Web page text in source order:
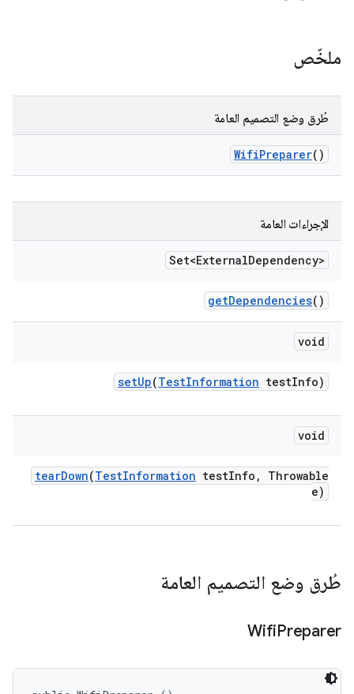
ملخّص
طُرق وضع التصميم العامة
WifiPreparer()
الإجراءات العامة
Set<ExternalDependency>
getDependencies()
void
setUp(TestInformation testInfo)
void
tearDown(TestInformation testInfo ,
Throwable
e)
طُرق وضع التصميم العامة
WifiPreparer